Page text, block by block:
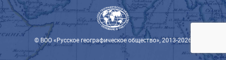
© ВОО «Русское географическое общество», 2013-2026